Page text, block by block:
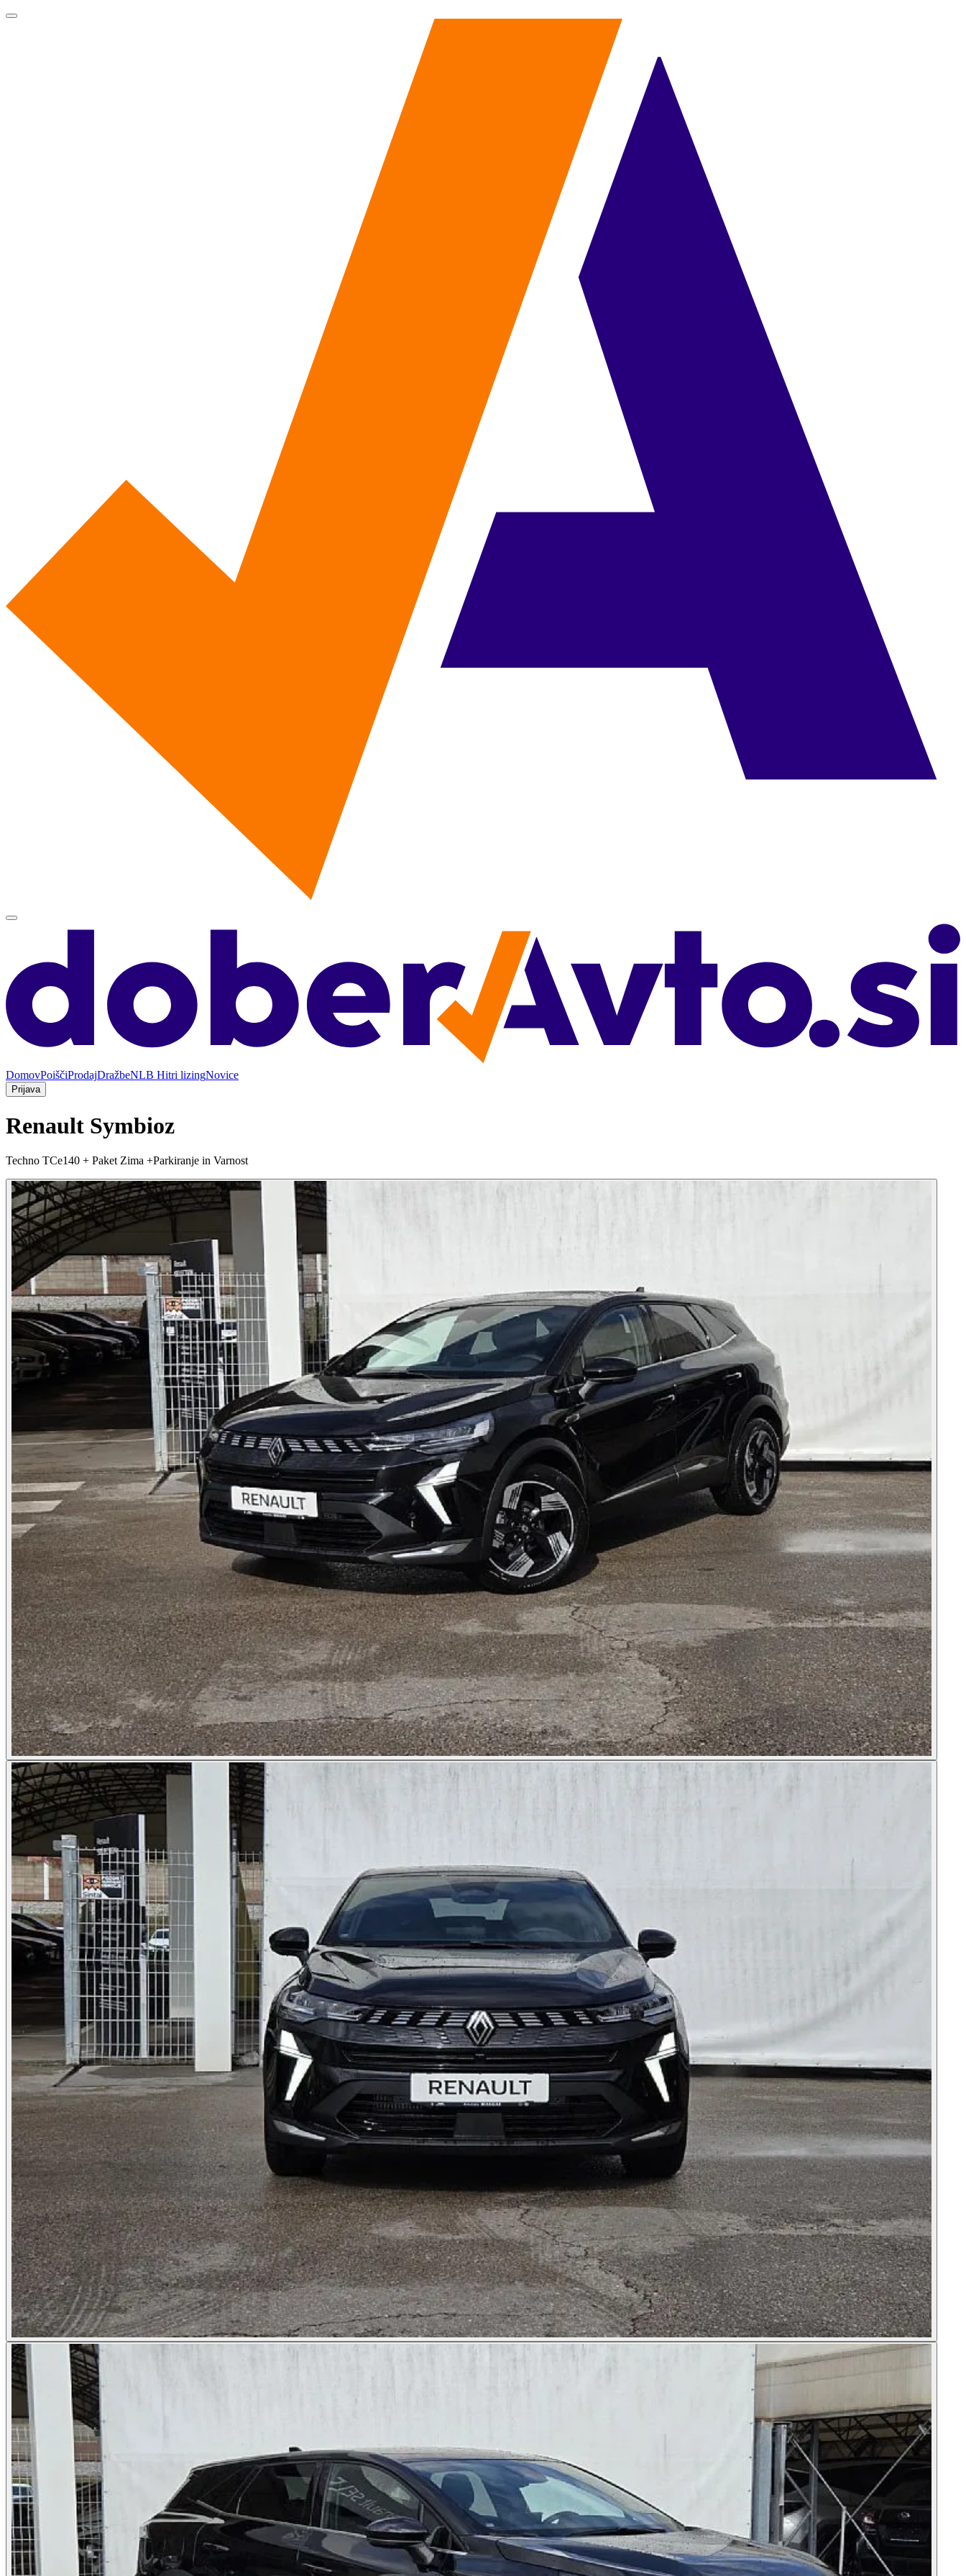
DomovPoiščiProdajDražbeNLB Hitri lizingNovice
Prijava
Renault Symbioz
Techno TCe140 + Paket Zima +Parkiranje in Varnost